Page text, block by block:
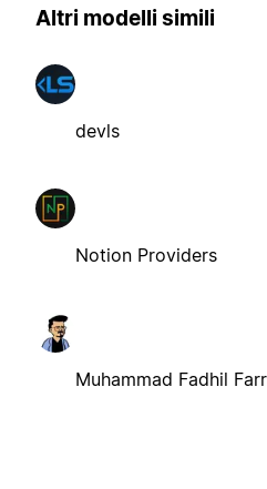
Altri modelli simili
devls
Notion Providers
Muhammad Fadhil